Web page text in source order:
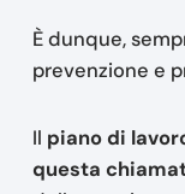
È dunque,
prevenzione e
Il piano di
questa